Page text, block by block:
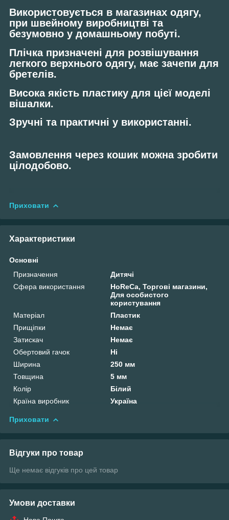
Використовується в магазинах одягу,
при швейному виробництві та
безумовно у домашньому побуті.
Плічка призначені для розвішування
легкого верхнього одягу, має зачепи для
бретелів.
Висока якість пластику для цієї моделі
вішалки.
Зручні та практичні у використанні.
Замовлення через кошик можна зробити
цілодобово.
Приховати
Характеристики
Основні
Призначення
Дитячі
Сфера використання
HoReCa, Торгові магазини,
Для особистого
користування
Матеріал
Пластик
Прищіпки
Немає
Затискач
Немає
Обертовий гачок
Ні
Ширина
250 мм
Товщина
5 мм
Колір
Білий
Країна виробник
Україна
Приховати
Відгуки про товар
Ще немає відгуків про цей товар
Умови доставки